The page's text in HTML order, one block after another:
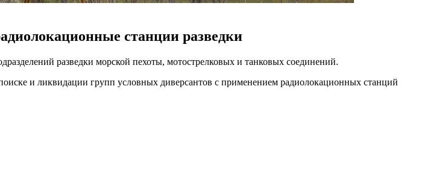
станции разведки
разведки морской пехоты, мотострелковых и танковых соединений.
и ликвидации групп условных диверсантов с применением радиолокационных станций